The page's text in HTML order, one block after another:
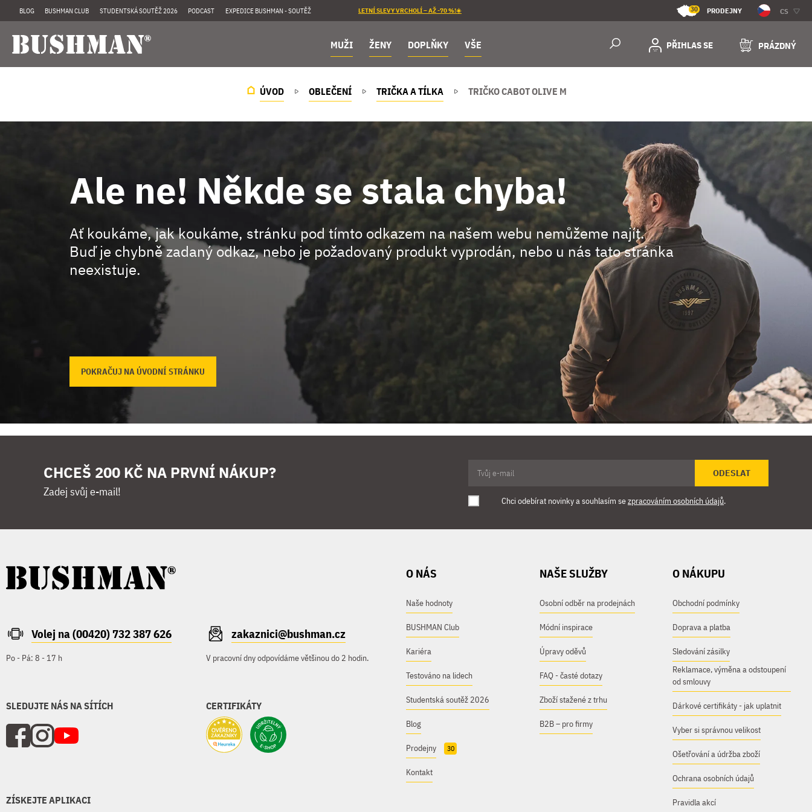
BLOG BUSHMAN CLUB STUDENTSKÁ SOUTĚŽ 2026 PODCAST EXPEDICE BUSHMAN - SOUTĚŽ LETNÍ SLEVY VRCHOLÍ – AŽ -70 %!☀️ 30 PRODEJNY CS
MUŽI ŽENY DOPLŇKY VŠE PŘIHLAS SE PRÁZDNÝ
ÚVOD OBLEČENÍ TRIČKA A TÍLKA TRIČKO CABOT OLIVE M
Ale ne! Někde se stala chyba!
Ať koukáme, jak koukáme, stránku pod tímto odkazem na našem webu nemůžeme najít.
Buď je chybně zadaný odkaz, nebo je požadovaný produkt vyprodán, nebo u nás tato stránka
neexistuje.
POKRAČUJ NA ÚVODNÍ STRÁNKU
CHCEŠ 200 KČ NA PRVNÍ NÁKUP?
Zadej svůj e-mail!
ODESLAT
Chci odebírat novinky a souhlasím sezpracováním osobních údajů.
Volej na (00420) 732 387 626
Po - Pá: 8 - 17 h
zakaznici@bushman.cz
V pracovní dny odpovídáme většinou do 2 hodin.
SLEDUJTE NÁS NA SÍTÍCH CERTIFIKÁTY
ZÍSKEJTE APLIKACI
O NÁS
Naše hodnoty
BUSHMAN Club
Kariéra
Testováno na lidech
Studentská soutěž 2026
Blog
Prodejny 30
Kontakt
NAŠE SLUŽBY
Osobní odběr na prodejnách
Módní inspirace
Úpravy oděvů
FAQ - časté dotazy
Zboží stažené z trhu
B2B – pro firmy
O NÁKUPU
Obchodní podmínky
Doprava a platba
Sledování zásilky
Reklamace, výměna a odstoupení
od smlouvy
Dárkové certifikáty - jak uplatnit
Vyber si správnou velikost
Ošetřování a údržba zboží
Ochrana osobních údajů
Pravidla akcí